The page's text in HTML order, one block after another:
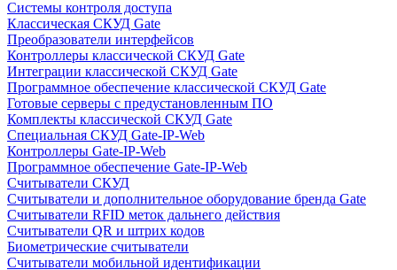
Системы контроля доступа
Классическая СКУД Gate
Преобразователи интерфейсов
Контроллеры классической СКУД Gate
Интеграции классической СКУД Gate
Программное обеспечение классической СКУД Gate
Готовые серверы с предустановленным ПО
Комплекты классической СКУД Gate
Специальная СКУД Gate-IP-Web
Контроллеры Gate-IP-Web
Программное обеспечение Gate-IP-Web
Считыватели СКУД
Считыватели и дополнительное оборудование бренда Gate
Считыватели RFID меток дальнего действия
Считыватели QR и штрих кодов
Биометрические считыватели
Считыватели мобильной идентификации